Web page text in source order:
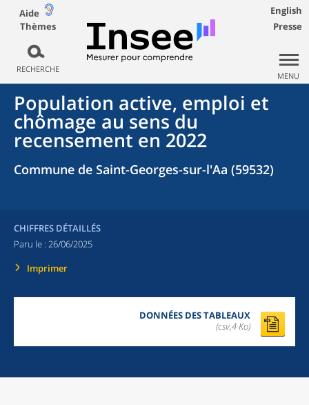
Aide
Thèmes
RECHERCHE
English
Presse
MENU
Population active, emploi et
chômage au sens du
recensement en 2022
Commune de Saint-Georges-sur-l'Aa (59532)
CHIFFRES DÉTAILLÉS
Paru le : 26/06/2025
Imprimer
DONNÉES DES TABLEAUX
(csv,4 Ko)